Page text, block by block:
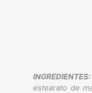
INGREDIENTES:
estearato de